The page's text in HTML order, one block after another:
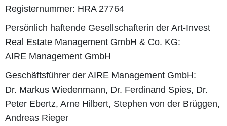
Registernummer: HRA 27764
Persönlich haftende Gesellschafterin der Art-Invest
Real Estate Management GmbH & Co. KG:
AIRE Management GmbH
Geschäftsführer der AIRE Management GmbH:
Dr. Markus Wiedenmann, Dr. Ferdinand Spies, Dr.
Peter Ebertz, Arne Hilbert, Stephen von der Brüggen,
Andreas Rieger